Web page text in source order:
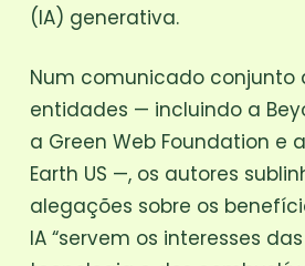
(IA) generativa.
Num comunicado conjunto
entidades — incluindo a
a Green Web Foundation e
Earth US —, os autores
alegações sobre os
IA “servem os interesses